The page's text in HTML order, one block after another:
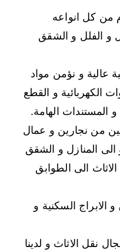
من كل انواعه
و الفلل و الشقق
عالية و نؤمن مواد
الكهربائية و القطع
و المستندات الهامة.
من نجارين و عمال
الى المنازل و الشقق
الى الطوابق
الابراج السكنية و
نقل الاثاث و لدينا